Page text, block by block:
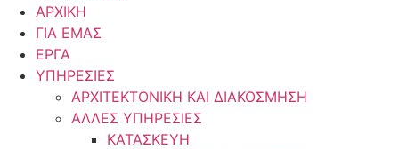
ΑΡΧΙΚΗ
ΓΙΑ ΕΜΑΣ
ΕΡΓΑ
ΥΠΗΡΕΣΙΕΣ
ΑΡΧΙΤΕΚΤΟΝΙΚΗ ΚΑΙ ΔΙΑΚΟΣΜΗΣΗ
ΑΛΛΕΣ ΥΠΗΡΕΣΙΕΣ
ΚΑΤΑΣΚΕΥΗ